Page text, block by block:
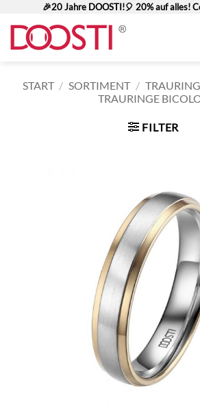
Inhalt
springen
🎉20 Jahre DOOSTI!🎈 20% auf alles!
START / SORTIMENT /
TRAURINGE
FILTER